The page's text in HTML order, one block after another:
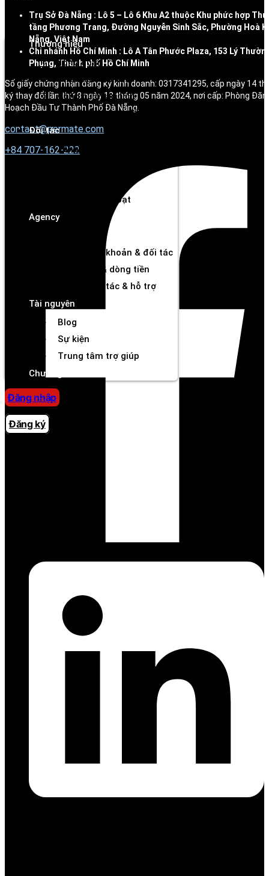
Menu
Thương hiệu
Tổng quan
Tìm kiếm đối tác
Công cụ phân tích
Thanh toán chủ động
Đối tác
Tổng quan
Rút tiền linh hoạt
Agency
Quản lý tài khoản & đối tác
Hiệu suất & dòng tiền
Cơ hội hợp tác & hỗ trợ
Tài nguyên
Blog
Sự kiện
Trung tâm trợ giúp
Chương Trình Creator
Đăng nhập
Đăng ký
Trụ Sở Đà Nẵng : Lô 5 – Lô 6 Khu A2 thuộc Khu phức hợp
tầng Phương Trang, Đường Nguyễn Sinh Sắc, Phường Hoà
Nẵng, Việt Nam
Chi nhánh Hồ Chí Minh : Lô A Tân Phước Plaza, 153 Lý
Phụng, Thành phố Hồ Chí Minh
Số giấy chứng nhận đăng ký kinh doanh: 0317341295, cấp ngày 14
ký thay đổi lần thứ 8 ngày 13 tháng 05 năm 2024, nơi cấp: Phòng
Hoạch Đầu Tư Thành Phố Đà Nẵng.
contact@permate.com
+84 707-162-222